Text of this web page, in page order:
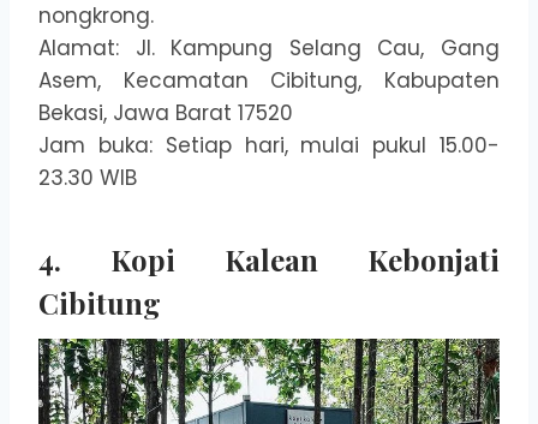
nongkrong.
Alamat: Jl. Kampung Selang Cau, Gang
Asem, Kecamatan Cibitung, Kabupaten
Bekasi, Jawa Barat 17520
Jam buka: Setiap hari, mulai pukul 15.00-
23.30 WIB
4. Kopi Kalean Kebonjati
Cibitung